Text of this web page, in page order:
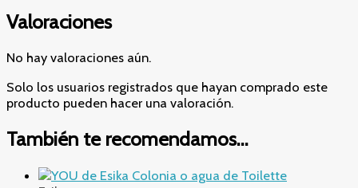
Valoraciones
No hay valoraciones aún.
Solo los usuarios registrados que hayan comprado este
producto pueden hacer una valoración.
También te recomendamos…